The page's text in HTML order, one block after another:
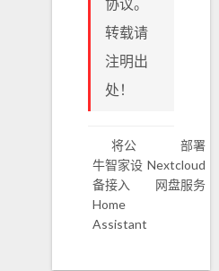
转载请
注明出
处！
将公
牛智家设
备接入
Home
Assistant
部署
Nextcloud
网盘服务